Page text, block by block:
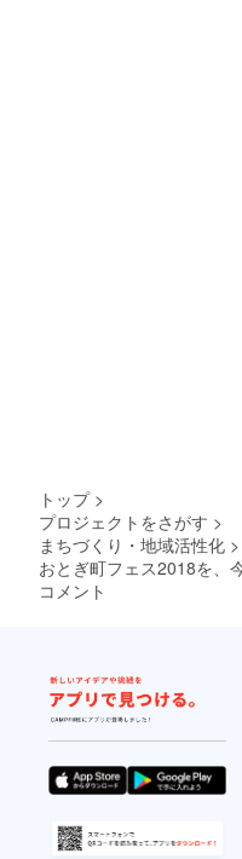
トップ >
プロジェクトをさがす >
まちづくり・地域活性化 >
おとぎ町フェス2018を、
コメント